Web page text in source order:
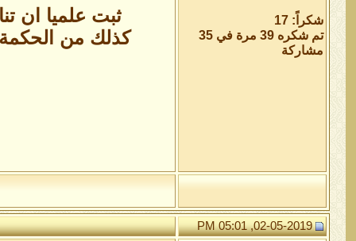
شكراً: 17
تم شكره 39 مرة في 35
مشاركة
ثبت علميا ان
كذلك من الحكمة
02-05-2019, 05:01 PM